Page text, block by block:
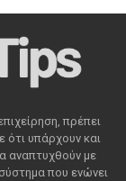
πρέπει
ότι υπάρχουν και
αναπτυχθούν με
που ενώνει